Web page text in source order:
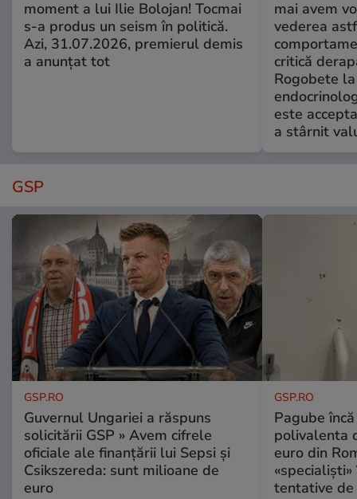
moment a lui Ilie Bolojan! Tocmai
s-a produs un seism în politică.
Azi, 31.07.2026, premierul demis
a anunțat tot
mai avem
vederea
critică
Rogobete
este
a stârnit
GSP
GSP.RO
Guvernul Ungariei a răspuns
solicitării GSP » Avem cifrele
oficiale ale finanțării lui Sepsi și
Csikszereda: sunt milioane de
euro
GSP.RO
Pagube
polivalenta
euro din
tentative de